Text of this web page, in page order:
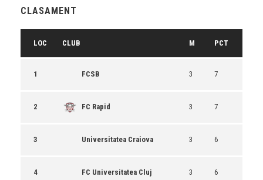
CLASAMENT
LOC CLUB M PCT
1 FCSB 3 7
2 FC Rapid 3 7
3 Universitatea Craiova 3 6
4 FC Universitatea Cluj 3 6